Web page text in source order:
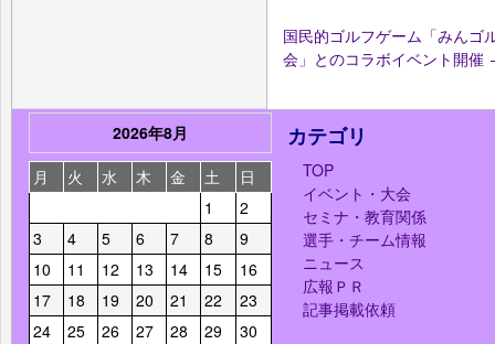
国民的ゴルフゲーム「みんゴ
会」とのコラボイベント開催
2026年8月
月
火 水 木 金 土
日
1
2
3
4 5 6 7 8
9
10
11 12 13 14 15
16
17
18 19 20 21 22
23
24
25 26 27 28 29
30
カテゴリ
TOP
イベント・大会
セミナ・教育関係
選手・チーム情報
ニュース
広報ＰＲ
記事掲載依頼